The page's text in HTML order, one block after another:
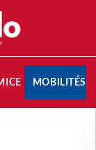
MOBILITÉS